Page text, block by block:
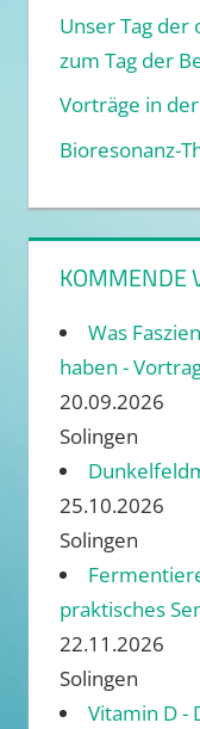
Unser Tag
zum Tag der
Vorträge in
Bioresonanz-
KOMMENDE
Was
haben -
20.09.2026
Solingen
25.10.2026
Solingen
praktisches
22.11.2026
Solingen
Vitamin D -